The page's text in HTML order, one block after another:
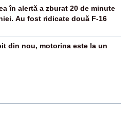
în alertă a zburat 20 de minute
Au fost ridicate două F-16
din nou, motorina este la un